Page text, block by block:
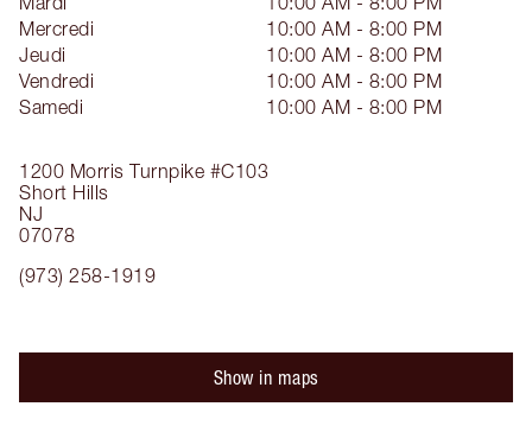
1200 Morris Turnpike #C103
Short Hills
NJ
07078
(973) 258-1919
Mercredi
10:00 AM - 8:00 PM
Jeudi
10:00 AM - 8:00 PM
Vendredi
10:00 AM - 8:00 PM
Samedi
10:00 AM - 8:00 PM
Show in maps